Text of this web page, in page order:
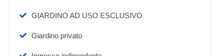
GIARDINO AD USO ESCLUSIVO
Giardino privato